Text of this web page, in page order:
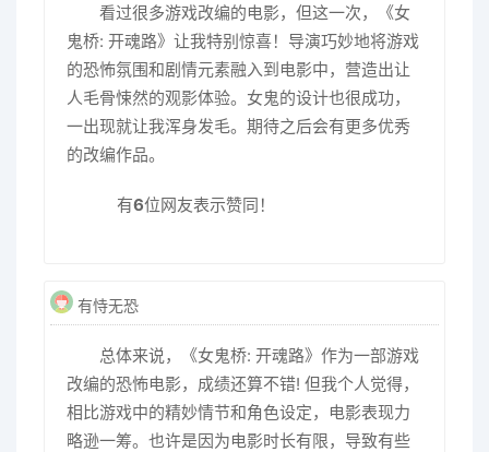
看过很多游戏改编的电影，但这一次，《女
鬼桥: 开魂路》让我特别惊喜！导演巧妙地将游戏
的恐怖氛围和剧情元素融入到电影中，营造出让
人毛骨悚然的观影体验。女鬼的设计也很成功，
一出现就让我浑身发毛。期待之后会有更多优秀
的改编作品。
有6位网友表示赞同！
有恃无恐
总体来说，《女鬼桥: 开魂路》作为一部游戏
改编的恐怖电影，成绩还算不错! 但我个人觉得，
相比游戏中的精妙情节和角色设定，电影表现力
略逊一筹。也许是因为电影时长有限，导致有些